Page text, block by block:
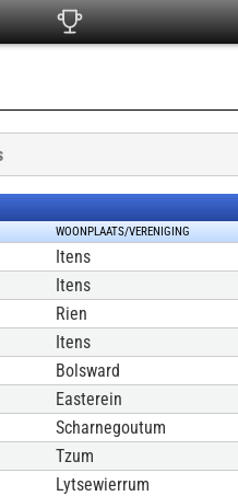
WOONPLAATS/VERENIGING
Itens
Itens
Rien
Itens
Bolsward
Easterein
Scharnegoutum
Tzum
Lytsewierrum